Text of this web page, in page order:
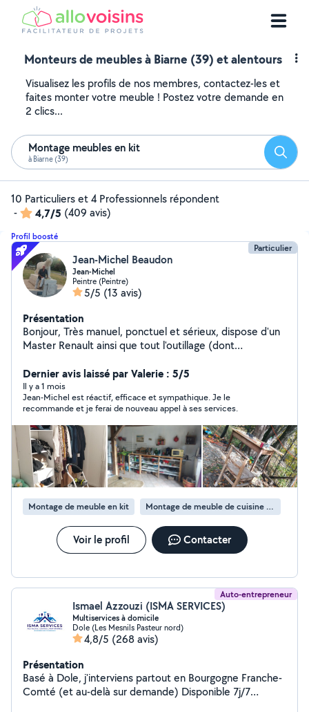
Monteurs de meubles à Biarne (39) et alentours
Visualisez les profils de nos membres, contactez-les et
faites monter votre meuble ! Postez votre demande en
2 clics...
Montage meubles en kit
à Biarne (39)
10 Particuliers et 4 Professionnels répondent
-
4,7/5 (409 avis)
Profil boosté
Particulier
Jean-Michel Beaudon
Jean-Michel
Peintre (Peintre)
5/5 (13 avis)
Présentation
Bonjour, Très manuel, ponctuel et sérieux, dispose d'un
Master Renault ainsi que tout l'outillage (dont
dans votre habitation ne nécessitant pas l'intervention
d'un professionnel. // VAN-LIFER, étudie toute
proposition d'Aménagement de votre van ou camion,
camionette. (Isolation, Pose de fenêtre de toit,
Ameublement sur mesure, Installation chauffage
Webasto, Panneaux solaire, Batterie auxiliaire et autre
Équipement électrique.) // (Parallèlement, ancien
Enseignant Spécialisé, donne cours de Maths; Français
ou Soutien scolaire du CP à la 4ème). // (Et pour le
plaisir, en tant que Musicien Interprète , Arrangeur,
donne des cours de Piano, Accompagnement chant,
travail sur la Voix, pratique de l'Harmonisation, aide à la
Composition) - Me déplace à domicile, ou dans mon
Studio d'Enregistrement ou de Répétition équipé. (sur
Dernier avis laissé par Valerie : 5/5
Il y a 1 mois
Jean-Michel est réactif, efficace et sympathique. Je le
recommande et je ferai de nouveau appel à ses services.
Montage de meuble en kit Montage de meuble de cuisine en kit
Voir le profil Contacter
Auto-entrepreneur
Ismael Azzouzi (ISMA SERVICES)
Multiservices à domicile
Dole (Les Mesnils Pasteur nord)
4,8/5 (268 avis)
Présentation
Basé à Dole, j'interviens partout en Bourgogne Franche-
Comté (et au-delà sur demande) Disponible 7j/7